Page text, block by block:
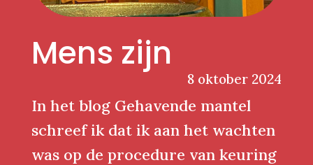
Mens zijn
8 oktober 2024
In het blog Gehavende mantel
schreef ik dat ik aan het wachten
was op de procedure van keuring